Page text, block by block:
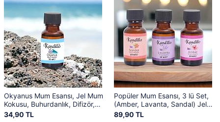
Okyanus Mum Esansı, Jel Mum
Kokusu, Buhurdanlık, Difizör,
Kurutma Topu Kokusu
34,90 TL
Popüler Mum Esansı, 3 lü Set,
(Amber, Lavanta, Sandal) Jel
Mum Kokusu, Buhurdanlık
89,90 TL